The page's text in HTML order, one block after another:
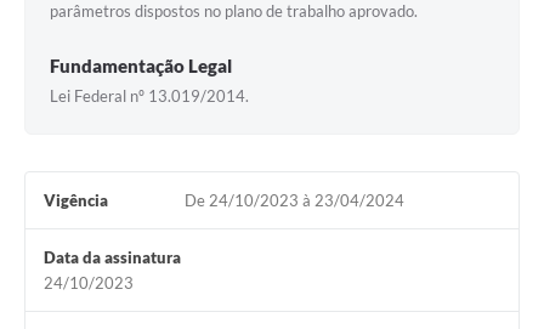
Obras
Galeria de Vídeos
parâmetros dispostos no plano de trabalho aprovado.
Fundamentação Legal
Lei Federal nº 13.019/2014.
Vigência De 24/10/2023 à 23/04/2024
Data da assinatura
24/10/2023